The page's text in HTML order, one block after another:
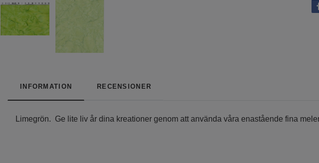
INFORMATION RECENSIONER
Limegrön. Ge lite liv år dina kreationer genom att använda våra enastående fina